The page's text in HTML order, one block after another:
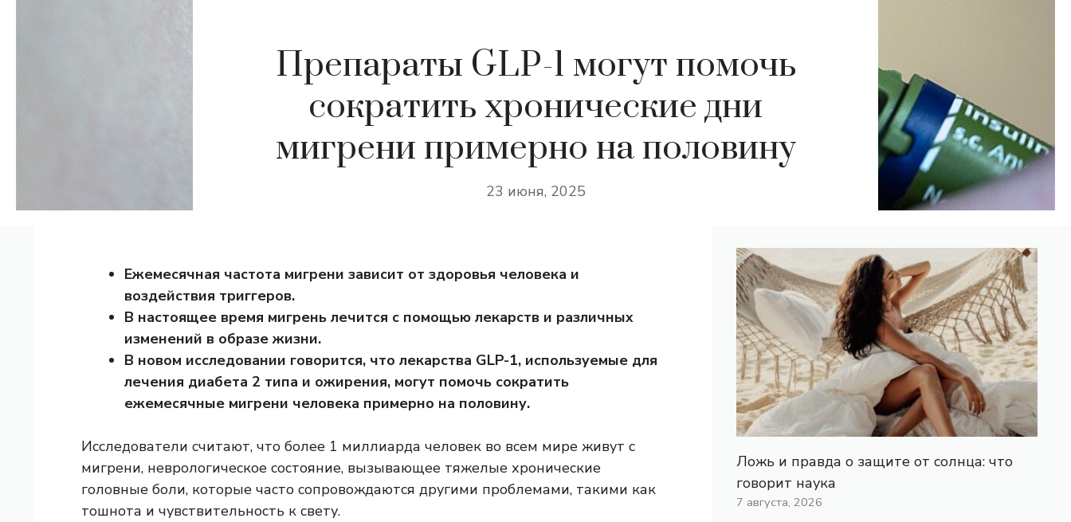
Препараты GLP-1 могут помочь
сократить хронические дни
мигрени примерно на половину
23 июня, 2025
Ежемесячная частота мигрени зависит от здоровья человека и
воздействия триггеров.
В настоящее время мигрень лечится с помощью лекарств и различных
изменений в образе жизни.
В новом исследовании говорится, что лекарства GLP-1, используемые для
лечения диабета 2 типа и ожирения, могут помочь сократить
ежемесячные мигрени человека примерно на половину.
Исследователи считают, что более 1 миллиарда человек во всем мире живут с
мигрени, неврологическое состояние, вызывающее тяжелые хронические
головные боли, которые часто сопровождаются другими проблемами, такими как
тошнота и чувствительность к свету.
Ложь и правда о защите от солнца: что
говорит наука
7 августа, 2026